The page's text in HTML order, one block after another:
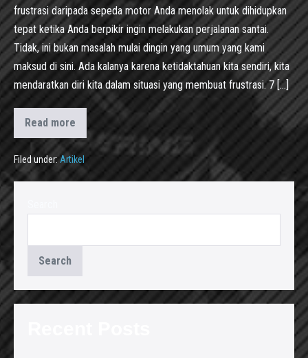
frustrasi daripada sepeda motor Anda menolak untuk dihidupkan
tepat ketika Anda berpikir ingin melakukan perjalanan santai.
Tidak, ini bukan masalah mulai dingin yang umum yang kami
maksud di sini. Ada kalanya karena ketidaktahuan kita sendiri, kita
mendaratkan diri kita dalam situasi yang membuat frustrasi. 7 […]
Read more
Filed under: Artikel
Search